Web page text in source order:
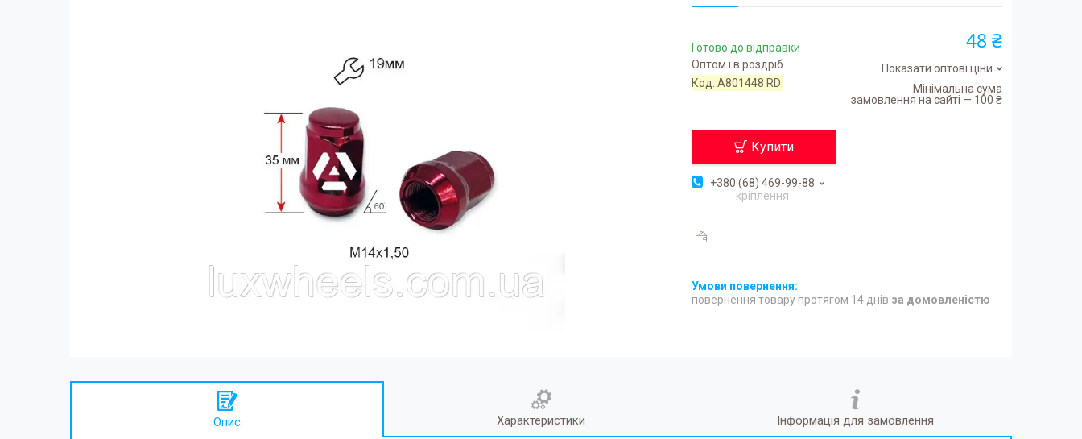
Готово до відправки
Оптом і в роздріб
Код:A801448 RD
48 ₴
Показати оптові ціни
Мінімальна сума
замовлення на сайті — 100 ₴
Купити
+380 (68) 469-99-88
кріплення
повернення товару протягом 14 днів за домовленістю
Опис Характеристики Інформація для замовлення